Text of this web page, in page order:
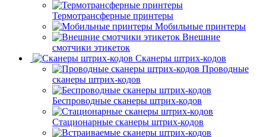
Термотрансферные принтеры
Мобильные принтеры
Внешние
смотчики этикеток
Сканеры штрих-кодов
Проводные
сканеры штрих-кодов
Беспроводные сканеры штрих-кодов
Стационарные сканеры штрих-кодов